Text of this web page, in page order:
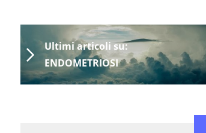
Ultimi articoli su:
ENDOMETRIOSI